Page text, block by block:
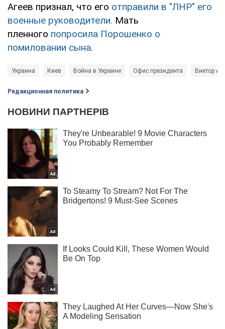
Агеев признал, что его отправили в "ЛНР" его
военные руководители. Мать
пленного попросила Порошенко о
помиловании сына.
Украина Киев Война в Украине Офис президента Виктор
Редакционная политика